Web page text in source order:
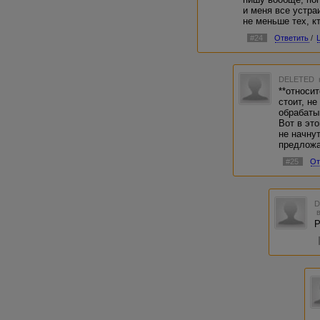
и меня все
не меньше тех,
#24 Ответить /
DELETED
стоит,
Вот в
не
#25